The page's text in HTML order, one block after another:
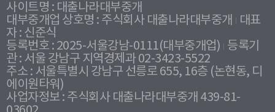
사이트명 : 대출나라대부중개
대부중개업 상호명 : 주식회사 대출나라대부중개
대표
자 : 신준식
등록번호 : 2025-서울강남-0111(대부중개업) 등록기
관 : 서울 강남구 지역경제과 02-3423-5522
주소 : 서울특별시 강남구 선릉로 655, 16층 (논현동, 디
에이원타워)
사업자정보 : 주식회사 대출나라대부중개 439-81-